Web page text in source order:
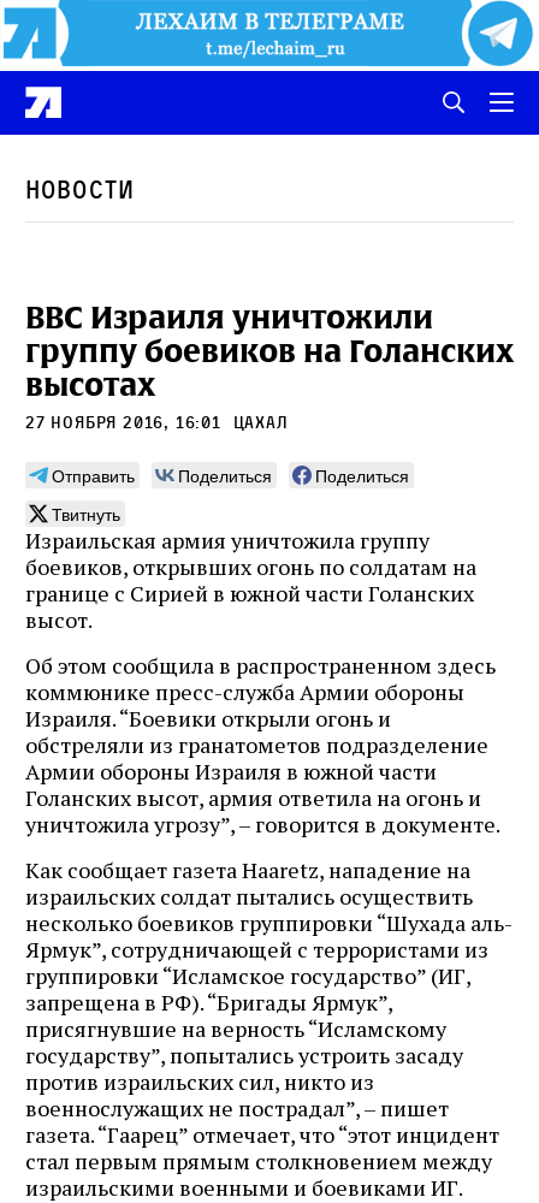
Новости
ВВС Израиля уничтожили
группу боевиков на Голанских
высотах
27 ноября 2016, 16:01 ЦАХАЛ
Отправить Поделиться
Поделиться
Твитнуть
Израильская армия уничтожила группу
боевиков, открывших огонь по солдатам на
границе с Сирией в южной части Голанских
высот.
Об этом сообщила в распространенном здесь
коммюнике пресс-служба Армии обороны
Израиля. “Боевики открыли огонь и
обстреляли из гранатометов подразделение
Армии обороны Израиля в южной части
Голанских высот, армия ответила на огонь и
уничтожила угрозу”, – говорится в документе.
Как сообщает газета Haaretz, нападение на
израильских солдат пытались осуществить
несколько боевиков группировки “Шухада аль-
Ярмук”, сотрудничающей с террористами из
группировки “Исламское государство” (ИГ,
запрещена в РФ). “Бригады Ярмук”,
присягнувшие на верность “Исламскому
государству”, попытались устроить засаду
против израильских сил, никто из
военнослужащих не пострадал”, – пишет
газета. “Гаарец” отмечает, что “этот инцидент
стал первым прямым столкновением между
израильскими военными и боевиками ИГ.